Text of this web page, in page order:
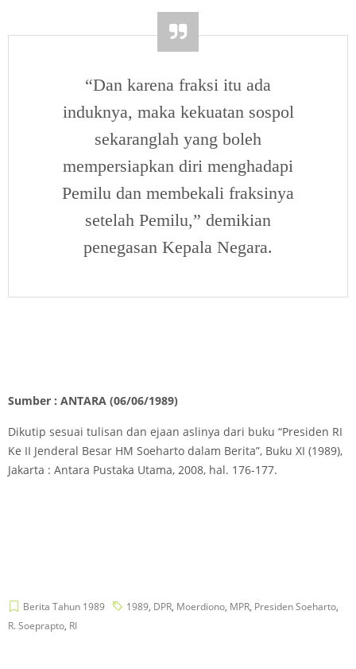
“Dan karena fraksi itu ada
induknya, maka kekuatan sospol
sekaranglah yang boleh
mempersiapkan diri menghadapi
Pemilu dan membekali fraksinya
setelah Pemilu,” demikian
penegasan Kepala Negara.
Sumber : ANTARA (06/06/1989)
Dikutip sesuai tulisan dan ejaan aslinya dari buku “Presiden RI
Ke II Jenderal Besar HM Soeharto dalam Berita”, Buku XI (1989),
Jakarta : Antara Pustaka Utama, 2008, hal. 176-177.
Berita Tahun 1989 1989, DPR, Moerdiono, MPR, Presiden Soeharto,
R. Soeprapto, RI